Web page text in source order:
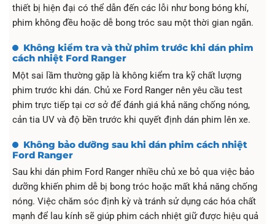
thiết bị hiện đại có thể dẫn đến các lỗi như bong bóng khí,
phim không đều hoặc dễ bong tróc sau một thời gian ngắn.
Không kiểm tra và thử phim trước khi dán phim
cách nhiệt Ford Ranger
Một sai lầm thường gặp là không kiểm tra kỹ chất lượng
phim trước khi dán. Chủ xe Ford Ranger nên yêu cầu test
phim trực tiếp tại cơ sở để đánh giá khả năng chống nóng,
cản tia UV và độ bền trước khi quyết định dán phim lên xe.
Không bảo dưỡng sau khi dán phim cách nhiệt
Ford Ranger
Sau khi dán phim Ford Ranger nhiều chủ xe bỏ qua việc bảo
dưỡng khiến phim dễ bị bong tróc hoặc mất khả năng chống
nóng. Việc chăm sóc định kỳ và tránh sử dụng các hóa chất
mạnh để lau kính sẽ giúp phim cách nhiệt giữ được hiệu quả